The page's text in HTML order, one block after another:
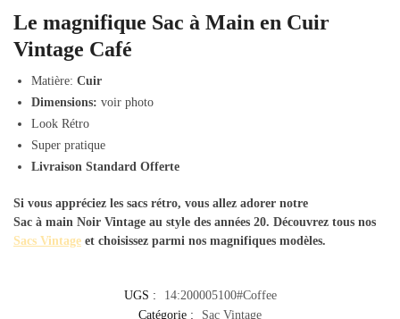
Le magnifique Sac à Main en Cuir
Vintage Café
Matière: Cuir
Dimensions: voir photo
Look Rétro
Super pratique
Livraison Standard Offerte
Si vous appréciez les sacs rétro, vous allez adorer notre
Sac à main Noir Vintage au style des années 20. Découvrez tous nos
Sacs Vintage et choisissez parmi nos magnifiques modèles.
UGS :
14:200005100#Coffee
Catégorie :
Sac Vintage